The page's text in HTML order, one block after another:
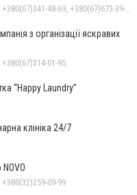
з організації яскравих
01-95
“Happy Laundry”
клініка 24/7
09-99